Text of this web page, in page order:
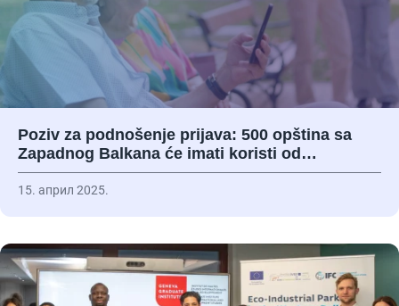
Poziv za podnošenje prijava: 500 opština sa
Zapadnog Balkana će imati koristi od…
15. април 2025.